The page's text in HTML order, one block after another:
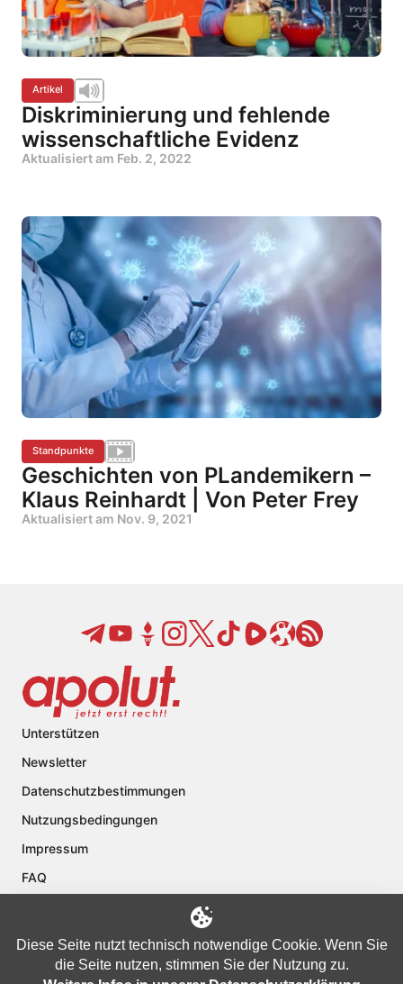
Artikel
Diskriminierung und fehlende
wissenschaftliche Evidenz
Aktualisiert am Feb. 2, 2022
Standpunkte
Geschichten von PLandemikern –
Klaus Reinhardt | Von Peter Frey
Aktualisiert am Nov. 9, 2021
Unterstützen
Newsletter
Datenschutzbestimmungen
Nutzungsbedingungen
Impressum
FAQ
Diese Seite nutzt technisch notwendige Cookie. Wenn Sie
die Seite nutzen, stimmen Sie der Nutzung zu.